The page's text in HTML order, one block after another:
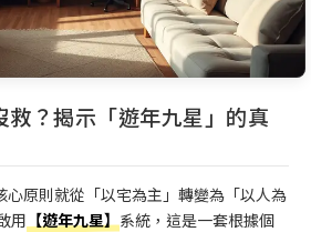
救？揭示「遊年九星」的真
心原則就從「以宅為主」轉變為「以人為
用 【遊年九星】系統，這是一套根據個